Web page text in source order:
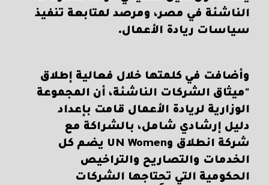
الناشئة في مصر، ومرصد لمتابعة تنفيذ
سياسات ريادة الأعمال.
وأضافت في كلمتها خلال فعالية إطلاق
"ميثاق الشركات الناشئة، أن المجموعة
الوزارية لريادة الأعمال قامت بإعداد
دليل إرشادي شامل، بالشراكة مع
شركة انطلاق وUN Women يضم كل
الخدمات والتصاريح والتراخيص
الحكومية التي تحتاجها الشركات